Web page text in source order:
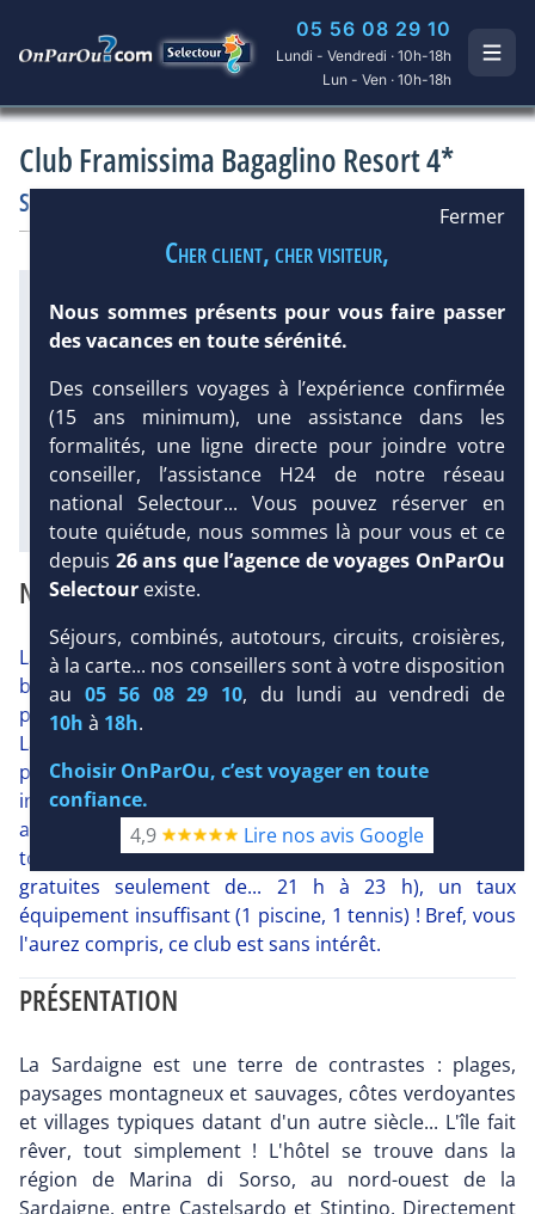
05 56 08 29 10
Lundi - Vendredi · 10h-18h
Lun - Ven · 10h-18h
Club Framissima Bagaglino Resort 4*
Sardaigne Club francophone
DEMANDE
D’INFORMATIONS
26 °C
30 mm
23 °C
Infos plages :
Distance:
< 100 m
Longueur
10 km
Équipement :
332
Tx :13 % Tx :52 %
Diaporama
NOTRE AVIS
La Sardaigne regorge de plages paradisiaques au sable
blanc et bordées d'une eau turquoise. Mais ce n'est
pas au Framissima Bagaglino (de son vrai nom l'hôtel
La Plage Noire Resort) que vous trouverez ce type de
plage ! Ici, c'est une plage étroite de sable gris sans
intérêt. Ajoutez une situation isolée de tout, un hôtel
au confort simple (niveau 3* et non 4*), une formule
tout inclus plus que light (boissons alcoolisées
gratuites seulement de... 21 h à 23 h), un taux
équipement insuffisant (1 piscine, 1 tennis) ! Bref, vous
l'aurez compris, ce club est sans intérêt.
PRÉSENTATION
La Sardaigne est une terre de contrastes : plages,
paysages montagneux et sauvages, côtes verdoyantes
et villages typiques datant d'un autre siècle... L'île fait
rêver, tout simplement ! L'hôtel se trouve dans la
région de Marina di Sorso, au nord-ouest de la
Sardaigne, entre Castelsardo et Stintino. Directement
Fermer
Cher client, cher visiteur,
Nous sommes présents pour vous faire passer
des vacances en toute sérénité.
Des conseillers voyages à l’expérience confirmée
(15 ans minimum), une assistance dans les
formalités, une ligne directe pour joindre votre
conseiller, l’assistance H24 de notre réseau
national Selectour... Vous pouvez réserver en
toute quiétude, nous sommes là pour vous et ce
depuis 26 ans que l’agence de voyages OnParOu
Selectour existe.
Séjours, combinés, autotours, circuits, croisières,
à la carte... nos conseillers sont à votre disposition
au 05 56 08 29 10, du lundi au vendredi de
10h à 18h.
Choisir OnParOu, c’est voyager en toute
confiance.
4,9
Lire nos avis Google